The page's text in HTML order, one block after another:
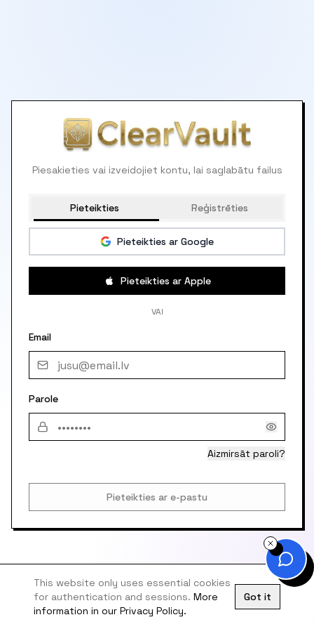
Piesakieties vai izveidojiet kontu, lai saglabātu failus
Pieteikties Reģistrēties
Pieteikties ar Google
Pieteikties ar Apple
VAI
Email
Parole
Aizmirsāt paroli?
Pieteikties ar e-pastu
This website only uses essential cookies
for authentication and sessions. More
information in our Privacy Policy.
Got it